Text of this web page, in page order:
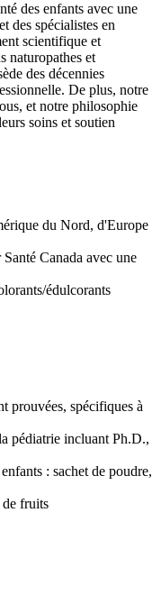
des enfants avec une
des spécialistes en
scientifique et
naturopathes et
des décennies
De plus, notre
et notre philosophie
soins et soutien
du Nord, d'Europe
Canada avec une
édulcorants
prouvées, spécifiques à
pédiatrie incluant Ph.D.,
: sachet de poudre,
de fruits